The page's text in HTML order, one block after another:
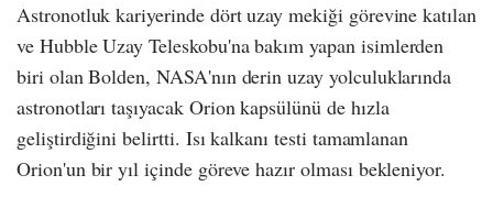
Astronotluk kariyerinde dört uzay mekiği görevine katılan
ve Hubble Uzay Teleskobu'na bakım yapan isimlerden
biri olan Bolden, NASA'nın derin uzay yolculuklarında
astronotları taşıyacak Orion kapsülünü de hızla
geliştirdiğini belirtti. Isı kalkanı testi tamamlanan
Orion'un bir yıl içinde göreve hazır olması bekleniyor.